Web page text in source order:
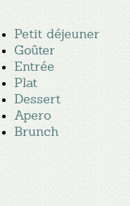
Petit déjeuner
Goûter
Entrée
Plat
Dessert
Apero
Brunch